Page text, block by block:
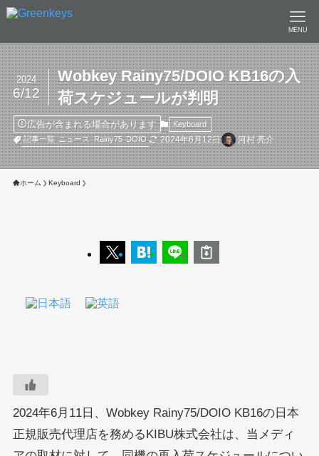
MENU
Wobkey Rainy75/DOIO KB16の入
荷スケジュールが判明
2024
6/12
広告が含まれる場合があります
Keyboard
記事一覧 ニュース Rainy75 DOIO 2024年6月12日 河村 亮介
ホーム Keyboard
2024年6月11日、Wobkey Rainy75/DOIO KB16の日本
正規販売代理店を務めるKIBU株式会社は、当メディ